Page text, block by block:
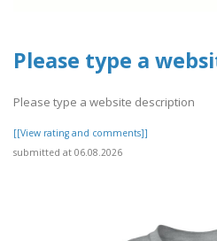
Please type a
Please type a website description
[[View rating and comments]]
submitted at 06.08.2026